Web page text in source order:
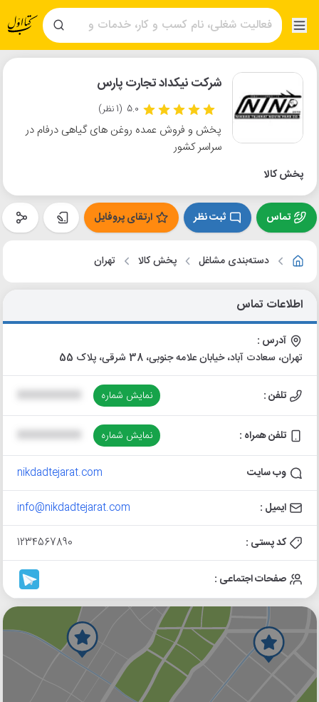
شرکت نیکداد تجارت پارس
5.0 (1 نظر)
پخش و فروش عمده روغن های گیاهی درفام در
سراسر کشور
پخش کالا
تماس ثبت نظر ارتقای پروفایل
دسته‌بندی مشاغل پخش کالا تهران
اطلاعات تماس
آدرس :
تهران، سعادت آباد، خیابان علامه جنوبی، 38 شرقی، پلاک 55
تلفن : نمایش شماره
تلفن همراه : نمایش شماره
وب سایت nikdadtejarat.com
ایمیل : info@nikdadtejarat.com
کد پستی : 1234567890
صفحات اجتماعی :